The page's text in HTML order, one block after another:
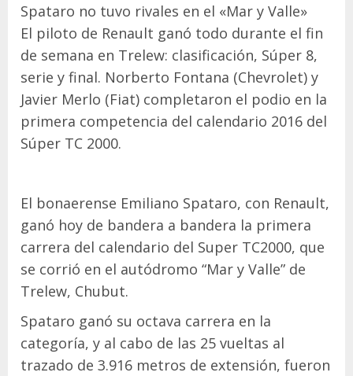
Spataro no tuvo rivales en el «Mar y Valle»
El piloto de Renault ganó todo durante el fin
de semana en Trelew: clasificación, Súper 8,
serie y final. Norberto Fontana (Chevrolet) y
Javier Merlo (Fiat) completaron el podio en la
primera competencia del calendario 2016 del
Súper TC 2000.
El bonaerense Emiliano Spataro, con Renault,
ganó hoy de bandera a bandera la primera
carrera del calendario del Super TC2000, que
se corrió en el autódromo “Mar y Valle” de
Trelew, Chubut.
Spataro ganó su octava carrera en la
categoría, y al cabo de las 25 vueltas al
trazado de 3.916 metros de extensión, fueron